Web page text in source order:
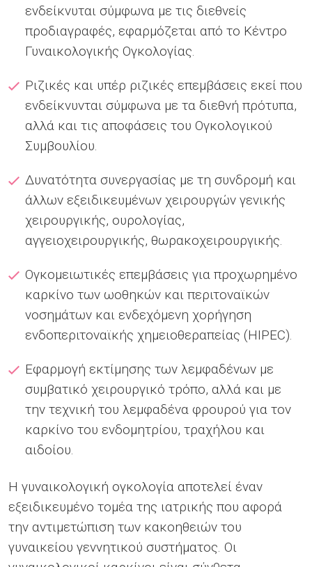
ενδείκνυται σύμφωνα με τις διεθνείς
προδιαγραφές, εφαρμόζεται από το Κέντρο
Γυναικολογικής Ογκολογίας.
Ριζικές και υπέρ ριζικές επεμβάσεις εκεί που
ενδείκνυνται σύμφωνα με τα διεθνή πρότυπα,
αλλά και τις αποφάσεις του Ογκολογικού
Συμβουλίου.
Δυνατότητα συνεργασίας με τη συνδρομή και
άλλων εξειδικευμένων χειρουργών γενικής
χειρουργικής, ουρολογίας,
αγγειοχειρουργικής, θωρακοχειρουργικής.
Ογκομειωτικές επεμβάσεις για προχωρημένο
καρκίνο των ωοθηκών και περιτοναϊκών
νοσημάτων και ενδεχόμενη χορήγηση
ενδοπεριτοναϊκής χημειοθεραπείας (HIPEC).
Εφαρμογή εκτίμησης των λεμφαδένων με
συμβατικό χειρουργικό τρόπο, αλλά και με
την τεχνική του λεμφαδένα φρουρού για τον
καρκίνο του ενδομητρίου, τραχήλου και
αιδοίου.
Η γυναικολογική ογκολογία αποτελεί έναν
εξειδικευμένο τομέα της ιατρικής που αφορά
την αντιμετώπιση των κακοηθειών του
γυναικείου γεννητικού συστήματος. Οι